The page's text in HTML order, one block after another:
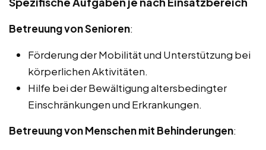
Betreuung von Senioren:
Förderung der Mobilität und Unterstützung bei
körperlichen Aktivitäten.
Hilfe bei der Bewältigung altersbedingter
Einschränkungen und Erkrankungen.
Betreuung von Menschen mit Behinderungen: